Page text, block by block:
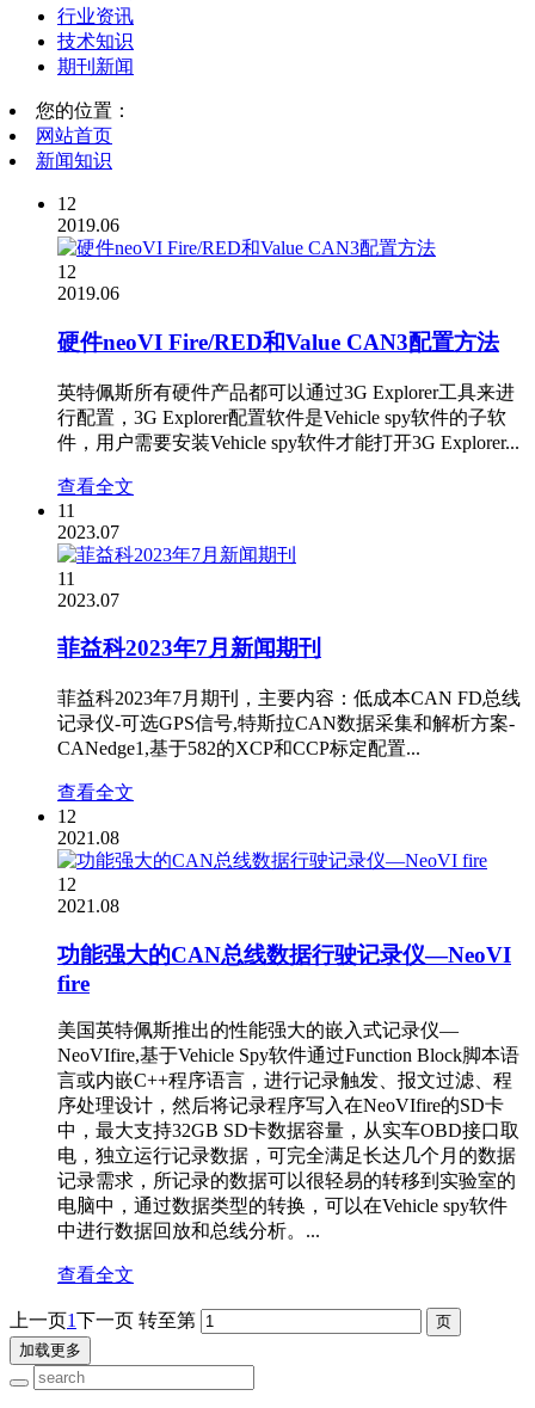
行业资讯
技术知识
期刊新闻
您的位置：
网站首页
新闻知识
12
2019.06
12
2019.06
硬件neoVI Fire/RED和Value CAN3配置方法
英特佩斯所有硬件产品都可以通过3G Explorer工具来进
行配置，3G Explorer配置软件是Vehicle spy软件的子软
件，用户需要安装Vehicle spy软件才能打开3G Explorer...
查看全文
11
2023.07
11
2023.07
菲益科2023年7月新闻期刊
菲益科2023年7月期刊，主要内容：低成本CAN FD总线
记录仪-可选GPS信号,特斯拉CAN数据采集和解析方案-
CANedge1,基于582的XCP和CCP标定配置...
查看全文
12
2021.08
12
2021.08
功能强大的CAN总线数据行驶记录仪—NeoVI
fire
美国英特佩斯推出的性能强大的嵌入式记录仪—
NeoVIfire,基于Vehicle Spy软件通过Function Block脚本语
言或内嵌C++程序语言，进行记录触发、报文过滤、程
序处理设计，然后将记录程序写入在NeoVIfire的SD卡
中，最大支持32GB SD卡数据容量，从实车OBD接口取
电，独立运行记录数据，可完全满足长达几个月的数据
记录需求，所记录的数据可以很轻易的转移到实验室的
电脑中，通过数据类型的转换，可以在Vehicle spy软件
中进行数据回放和总线分析。...
查看全文
上一页1下一页 转至第
加载更多